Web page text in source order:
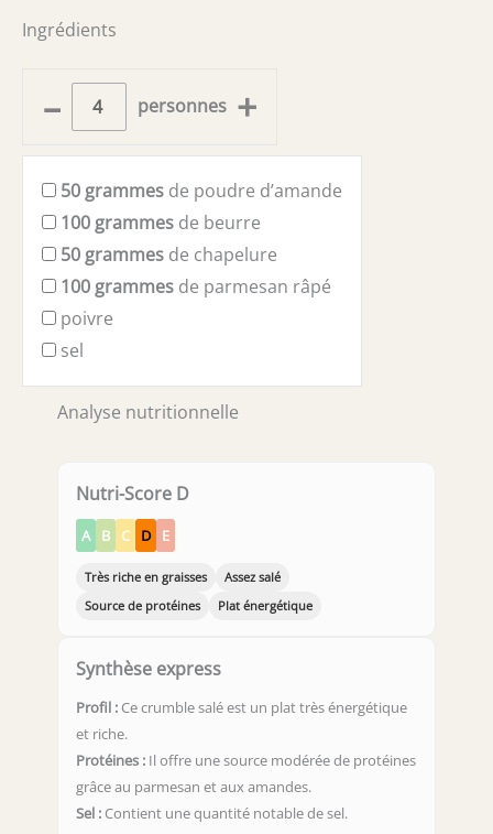
Ingrédients
– personnes +
50 grammes de poudre d’amande
100 grammes de beurre
50 grammes de chapelure
100 grammes de parmesan râpé
poivre
sel
Analyse nutritionnelle
Nutri-Score D
A B C D E
Très riche en graisses
Assez salé
Source de protéines
Plat énergétique
Synthèse express
Profil : Ce crumble salé est un plat très énergétique
et riche.
Protéines : Il offre une source modérée de protéines
grâce au parmesan et aux amandes.
Sel : Contient une quantité notable de sel.